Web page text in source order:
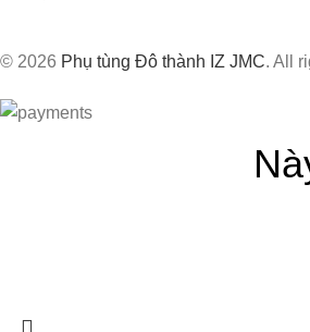
© 2026 Phụ tùng Đô thành IZ JMC. All